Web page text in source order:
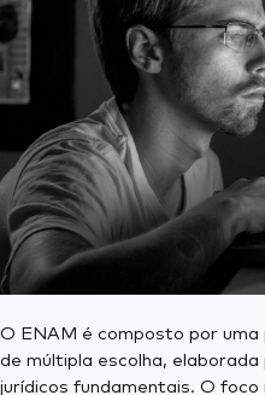
O ENAM é composto por
de múltipla escolha,
jurídicos fundamentais. O